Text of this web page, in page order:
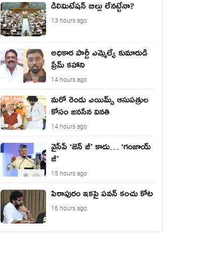
డీలిమిటేషన్ బిల్లు లేన‌ట్టేనా?
13 hours ago
అధికార పార్టీ ఎమ్మెల్యే కుమారుడి
ప్రేమ్ కహాని
14 hours ago
మరో రెండు ఎయిమ్స్ ఆసుపత్రుల
కోసం జనసేన వినతి
14 hours ago
వైసీపీ ‘జెన్ జీ’ కాదు… ‘గంజాయ్
జీ’
15 hours ago
పిఠాపురం ఇకపై పవన్ కంచు కోట
16 hours ago